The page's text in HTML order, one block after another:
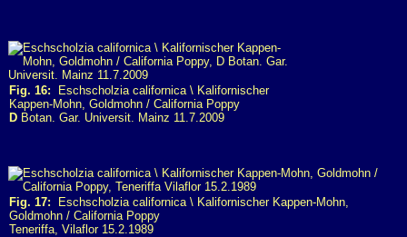
Fig. 16: Eschscholzia californica \ Kalifornischer
Kappen-Mohn, Goldmohn / California Poppy
D Botan. Gar. Universit. Mainz 11.7.2009
Fig. 17: Eschscholzia californica \ Kalifornischer Kappen-Mohn,
Goldmohn / California Poppy
Teneriffa, Vilaflor 15.2.1989